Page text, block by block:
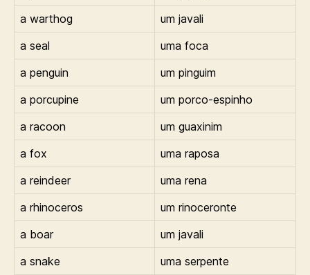
a warthog
um javali
a seal
uma foca
a penguin
um pinguim
a porcupine
um porco-espinho
a racoon
um guaxinim
a fox
uma raposa
a reindeer
uma rena
a rhinoceros
um rinoceronte
a boar
um javali
a snake
uma serpente